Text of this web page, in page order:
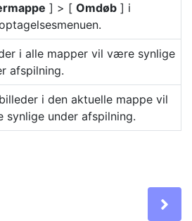
] > [ Omdøb ] i
i alle mapper vil være synlige
afspilning.
i den aktuelle mappe vil
synlige under afspilning.